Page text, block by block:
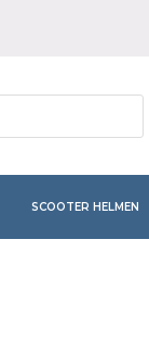
SCOOTER HELMEN